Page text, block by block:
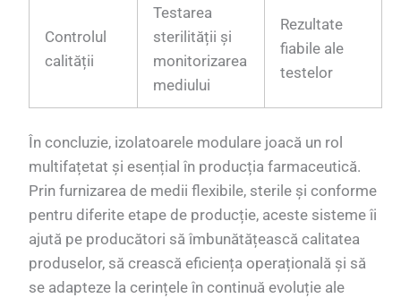
Controlul
calității
Testarea
sterilității și
monitorizarea
mediului
Rezultate
fiabile ale
testelor
În concluzie, izolatoarele modulare joacă un rol
multifațetat și esențial în producția farmaceutică.
Prin furnizarea de medii flexibile, sterile și conforme
pentru diferite etape de producție, aceste sisteme îi
ajută pe producători să îmbunătățească calitatea
produselor, să crească eficiența operațională și să
se adapteze la cerințele în continuă evoluție ale